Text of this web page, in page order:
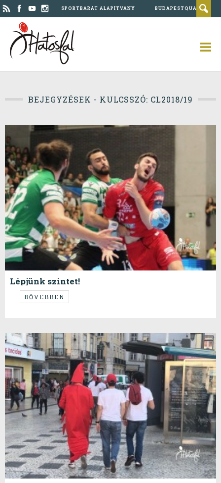
SPORTBARÁT ALAPÍTVÁNY BUDAPESTQUAD
BEJEGYZÉSEK - KULCSSZÓ: CL2018/19
Lépjünk szintet!
...minden téren...
BŐVEBBEN